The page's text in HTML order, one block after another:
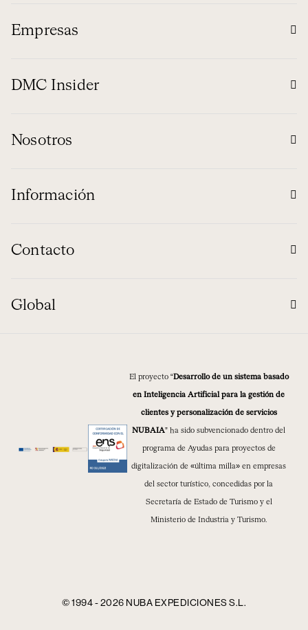
Empresas
DMC Insider
Nosotros
Información
Contacto
Global
El proyecto “Desarrollo de un sistema basado
en Inteligencia Artificial para la gestión de
clientes y personalización de servicios
NUBAIA” ha sido subvencionado dentro del
programa de Ayudas para proyectos de
digitalización de «última milla» en empresas
del sector turístico, concedidas por la
Secretaría de Estado de Turismo y el
Ministerio de Industria y Turismo.
© 1994 - 2026 NUBA EXPEDICIONES S.L.